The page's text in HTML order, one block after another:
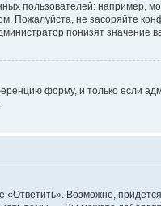
пользователей: например,
Пожалуйста, не засоряйте
понизят значение
форму, и только если
Возможно,